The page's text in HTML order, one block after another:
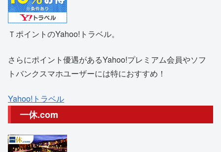
ＴポイントのYahoo!トラベル。
さらにポイント優遇があるYahoo!プレミアム会員やソフ
トバンクスマホユーザーには特におすすめ！
Yahoo!トラベル
一休.com